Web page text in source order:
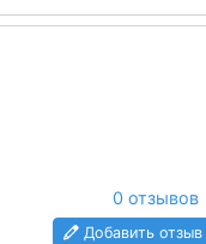
0 отзывов
Добавить отзыв